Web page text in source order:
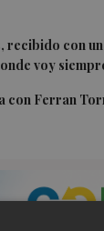
con un
voy
con Ferran